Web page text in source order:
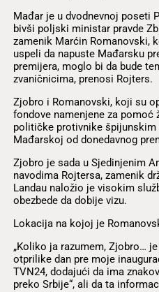
Mađar je u dvodnevnoj poseti
bivši poljski ministar pravde
zamenik Marćin Romanovski,
uspeli da napuste Mađarsku
premijera, moglo bi da bude
zvaničnicima, prenosi Rojters.
Zjobro i Romanovski, koji su
fondove namenjene za
političke protivnike
Mađarskoj od donedavnog
Zjobro je sada u Sjedinjenim
navodima Rojtersa, zamenik
Landau naložio je visokim
obezbede da dobije vizu.
Lokacija na kojoj je
„Koliko ja razumem, Zjobro…
otprilike dan pre moje
TVN24, dodajući da ima
preko Srbije“, ali da ta